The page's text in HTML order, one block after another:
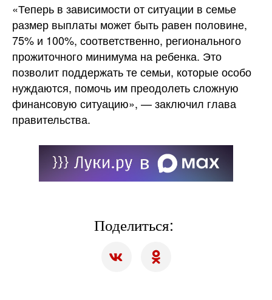
«Теперь в зависимости от ситуации в семье
размер выплаты может быть равен половине,
75% и 100%, соответственно, регионального
прожиточного минимума на ребенка. Это
позволит поддержать те семьи, которые особо
нуждаются, помочь им преодолеть сложную
финансовую ситуацию», — заключил глава
правительства.
Поделиться: